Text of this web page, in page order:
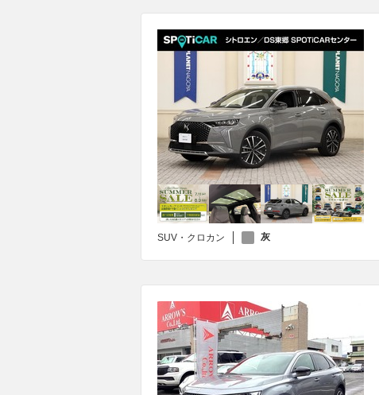
SUV・クロカン 灰